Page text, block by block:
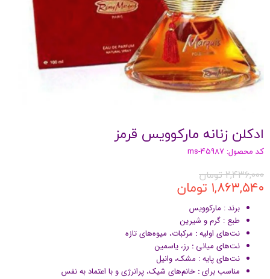
ادکلن زنانه مارکوویس قرمز
کد محصول: ms-45987
۲,۴۳۶,۰۰۰ تومان
۱,۸۶۳,۵۴۰ تومان
برند : مارکوویس
طبع : گرم و شیرین
نت‌های اولیه: مرکبات، میوه‌های تازه
نت‌های میانی : رز، یاسمین
نت‌های پایه : مشک، وانیل
مناسب برای: خانم‌های شیک، پرانرژی و با اعتماد به نفس